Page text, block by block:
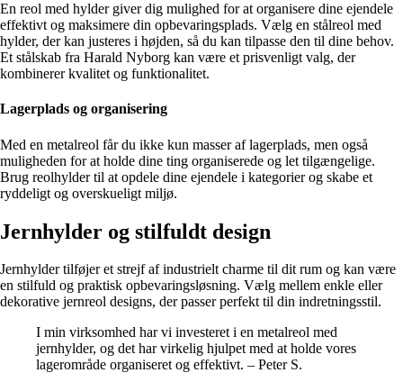
En reol med hylder giver dig mulighed for at organisere dine ejendele
effektivt og maksimere din opbevaringsplads. Vælg en stålreol med
hylder, der kan justeres i højden, så du kan tilpasse den til dine behov.
Et stålskab fra Harald Nyborg kan være et prisvenligt valg, der
kombinerer kvalitet og funktionalitet.
Lagerplads og organisering
Med en metalreol får du ikke kun masser af lagerplads, men også
muligheden for at holde dine ting organiserede og let tilgængelige.
Brug reolhylder til at opdele dine ejendele i kategorier og skabe et
ryddeligt og overskueligt miljø.
Jernhylder og stilfuldt design
Jernhylder tilføjer et strejf af industrielt charme til dit rum og kan være
en stilfuld og praktisk opbevaringsløsning. Vælg mellem enkle eller
dekorative jernreol designs, der passer perfekt til din indretningsstil.
I min virksomhed har vi investeret i en metalreol med
jernhylder, og det har virkelig hjulpet med at holde vores
lagerområde organiseret og effektivt. – Peter S.